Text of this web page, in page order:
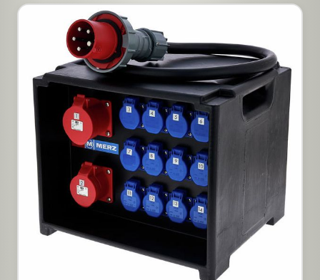
équipés de disjoncteurs hydrauliques-magnétiques de
qualité industrielle et d’une détection individuelle très
précise du courant résiduel sur chaque sortie. La
stabilité thermique, une meilleure tolérance aux fuites à
la terre et une meilleure gestion des pics de courants
vous permettront de connecter des charges encore
plus complexes sur chaque canal. La C72tv vous
permet d’adapter vos sorties à toutes les situations
grâce à ses boîtiers de sorties modulaires à
changement rapide. Passez d’une option de
connecteur à l’autre en quelques minutes en fonction
des besoins du client ou réparez instantanément un
connecteur cassé pendant un spectacle. Les sept
sorties auxiliaires monophasées et jusqu’à trois sorties
triphasées, qui peuvent être personnalisées selon vos
besoins, augmentent encore la flexibilité de l’unité.Les
mêmes disjoncteurs de haute qualité que dans le reste